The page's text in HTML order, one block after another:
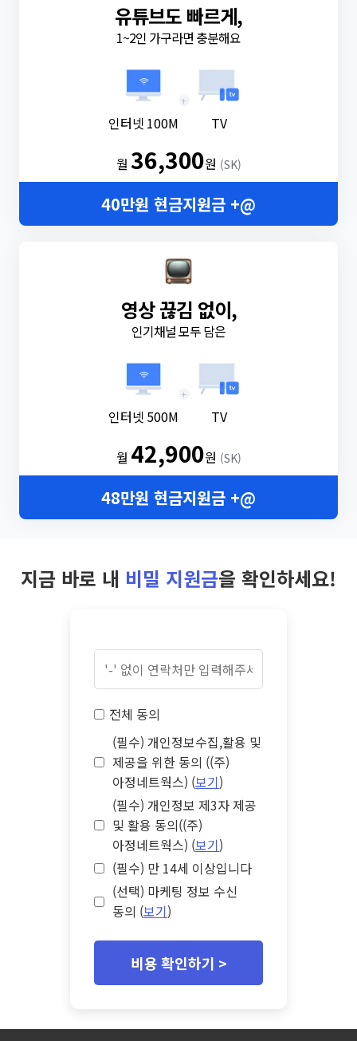
유튜브도 빠르게,
1~2인 가구라면 충분해요
인터넷 100M
+
TV
월36,300원 (SK)
40만원 현금지원금 +@
영상 끊김 없이,
인기채널 모두 담은
인터넷 500M
+
TV
월 42,900원 (SK)
48만원 현금지원금 +@
지금 바로 내 비밀 지원금을 확인하세요!
전체 동의
(필수) 개인정보수집,활용 및
제공을 위한 동의 ((주)
아정네트웍스) (보기)
(필수) 개인정보 제3자 제공
및 활용 동의((주)
아정네트웍스) (보기)
(필수) 만 14세 이상입니다
(선택) 마케팅 정보 수신
동의 (보기)
비용 확인하기 >